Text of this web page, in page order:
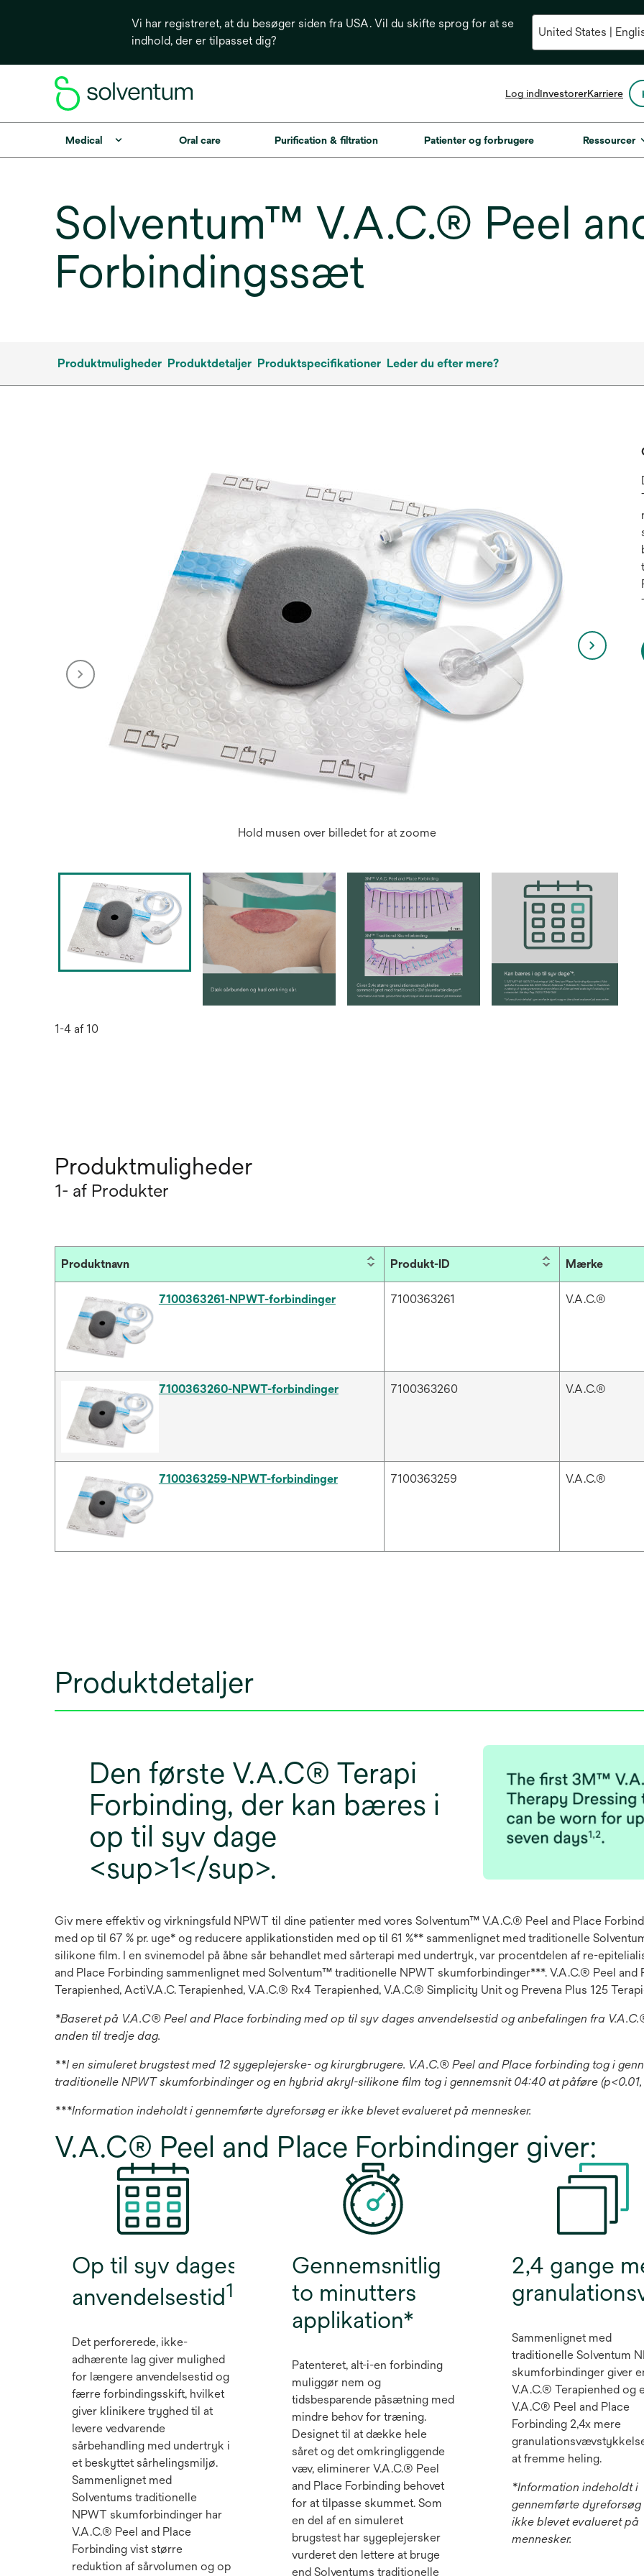
Vi har registreret, at du besøger siden fra USA. Vil du skifte sprog for at se
indhold, der er tilpasset dig?
Log indInvestoreropens
a
new
Karriere
Medical Oral care Purification & filtration Patienter og forbrugere Ressourcer
Solventum™ V.A.C.® Peel
Forbindingssæt
Produktmuligheder Produktdetaljer Produktspecifikationer Leder du efter mere?
Hold musen over billedet for at zoome
1-4 af 10
Produktmuligheder
1- af Produkter
Produktnavn Produkt-ID Mærke
7100363261-NPWT-forbindinger 7100363261 V.A.C.®
7100363260-NPWT-forbindinger 7100363260 V.A.C.®
7100363259-NPWT-forbindinger 7100363259 V.A.C.®
Produktdetaljer
Den første V.A.C® Terapi
Forbinding, der kan bæres i
op til syv dage
<sup>1</sup>.
Giv mere effektiv og virkningsfuld NPWT til dine patienter med vores Solventum™ V.A.C.® Peel and Place
med op til 67 % pr. uge* og reducere applikationstiden med op til 61 %** sammenlignet med traditionelle
silikone film. I en svinemodel på åbne sår behandlet med sårterapi med undertryk, var procentdelen af re-
and Place Forbinding sammenlignet med Solventum™ traditionelle NPWT skumforbindinger***. V.A.C.® Peel
Terapienhed, ActiV.A.C. Terapienhed, V.A.C.® Rx4 Terapienhed, V.A.C.® Simplicity Unit og Prevena Plus 125
*Baseret på V.A.C® Peel and Place forbinding med op til syv dages anvendelsestid og anbefalingen fra
anden til tredje dag.
**I en simuleret brugstest med 12 sygeplejerske- og kirurgbrugere. V.A.C.® Peel and Place forbinding tog i
traditionelle NPWT skumforbindinger og en hybrid akryl-silikone film tog i gennemsnit 04:40 at påføre
***Information indeholdt i gennemførte dyreforsøg er ikke blevet evalueret på mennesker.
V.A.C® Peel and Place Forbindinger giver:
Op til syv dages
anvendelsestid1
Det perforerede, ikke-
adhærente lag giver mulighed
for længere anvendelsestid og
færre forbindingsskift, hvilket
giver klinikere tryghed til at
levere vedvarende
sårbehandling med undertryk i
et beskyttet sårhelingsmiljø.
Sammenlignet med
Solventums traditionelle
NPWT skumforbindinger har
V.A.C.® Peel and Place
Forbinding vist større
reduktion af sårvolumen og op
Gennemsnitlig
to minutters
applikation*
Patenteret, alt-i-en forbinding
muliggør nem og
tidsbesparende påsætning med
mindre behov for træning.
Designet til at dække hele
såret og det omkringliggende
væv, eliminerer V.A.C.® Peel
and Place Forbinding behovet
for at tilpasse skummet. Som
en del af en simuleret
brugstest har sygeplejersker
vurderet den lettere at bruge
end Solventums traditionelle
2,4 gange
Sammenlignet med
traditionelle Solventum
skumforbindinger giver
V.A.C.® Terapienhed og
V.A.C® Peel and Place
Forbinding 2,4x mere
at fremme heling.
*Information indeholdt i
gennemførte dyreforsøg
ikke blevet evalueret på
mennesker.